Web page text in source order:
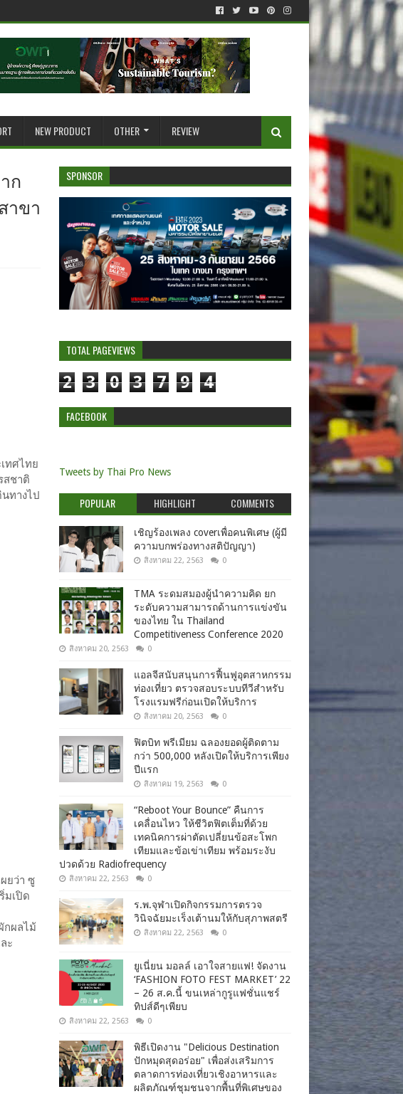
NEW PRODUCT OTHER REVIEW
ก
าขา
ทศไทย
สชาติ
ทางไป
ผยว่า ซู
มเปิด
กผลไม้
ะ
SPONSOR
TOTAL PAGEVIEWS
2 3 0 3 7 9 4
FACEBOOK
Tweets by Thai Pro News
POPULAR HIGHLIGHT COMMENTS
เชิญร้องเพลง coverเพื่อคนพิเศษ (ผู้มี
ความบกพร่องทางสติปัญญา)
สิงหาคม 22, 2563 0
TMA ระดมสมองผู้นำความคิด ยก
ระดับความสามารถด้านการแข่งขัน
ของไทย ใน Thailand
Competitiveness Conference 2020
สิงหาคม 20, 2563 0
แอลจีสนับสนุนการฟื้นฟูอุตสาหกรรม
ท่องเที่ยว ตรวจสอบระบบทีวีสำหรับ
โรงแรมฟรีก่อนเปิดให้บริการ
สิงหาคม 20, 2563 0
ฟิตบิท พรีเมียม ฉลองยอดผู้ติดตาม
กว่า 500,000 หลังเปิดให้บริการเพียง
ปีแรก
สิงหาคม 19, 2563 0
“Reboot Your Bounce” คืนการ
เคลื่อนไหว ให้ชีวิตฟิตเต็มที่ด้วย
เทคนิคการผ่าตัดเปลี่ยนข้อสะโพก
เทียมและข้อเข่าเทียม พร้อมระงับ
ปวดด้วย Radiofrequency
สิงหาคม 22, 2563 0
ร.พ.จุฬาเปิดกิจกรรมการตรวจ
วินิจฉัยมะเร็งเต้านมให้กับสุภาพสตรี
สิงหาคม 22, 2563 0
ยูเนี่ยน มอลล์ เอาใจสายแฟ! จัดงาน
‘FASHION FOTO FEST MARKET’ 22
– 26 ส.ค.นี้ ขนเหล่ากูรูแฟชั่นแชร์
ทิปส์ดีๆเพียบ
สิงหาคม 22, 2563 0
พิธีเปิดงาน "Delicious Destination
ปักหมุดสุดอร่อย" เพื่อส่งเสริมการ
ตลาดการท่องเที่ยวเชิงอาหารและ
ผลิตภัณฑ์ชุมชนจากพื้นที่พิเศษของ